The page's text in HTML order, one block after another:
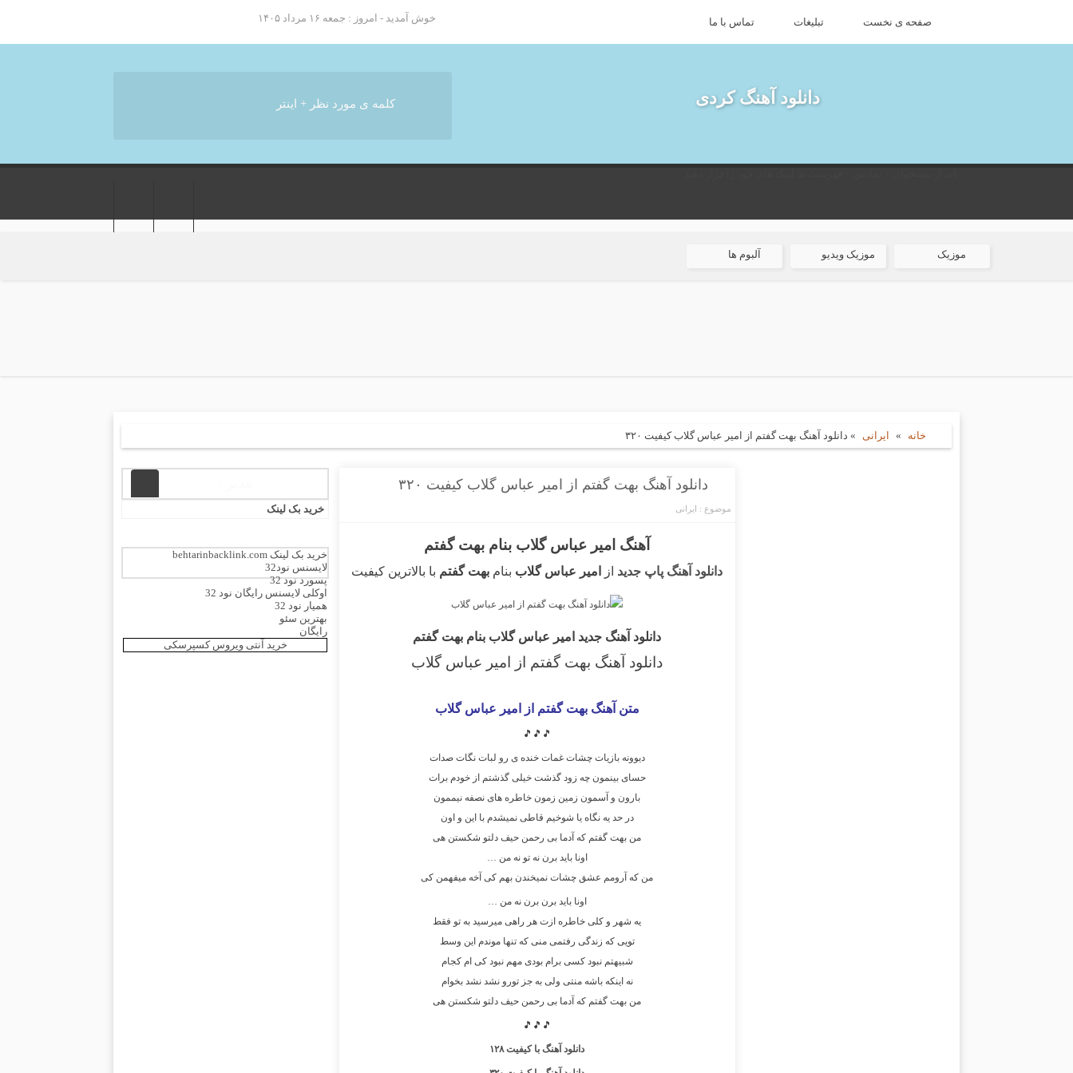
صفحه ی نخست تبلیغات تماس با ما خوش آمدید - امروز : جمعه ۱۶ مرداد ۱۴۰۵
دانلود آهنگ کردی
موزیک موزیک ویدیو آلبوم ها
خانه » ایرانی » دانلود آهنگ بهت گفتم از امیر عباس گلاب کیفیت ۳۲۰
دانلود آهنگ بهت گفتم از امیر عباس گلاب کیفیت ۳۲۰
موضوع : ایرانی
آهنگ امیر عباس گلاب بنام بهت گفتم
دانلود آهنگ پاپ جدید از امیر عباس گلاب بنام بهت گفتم با بالاترین کیفیت
دانلود آهنگ جدید امیر عباس گلاب بنام بهت گفتم
دانلود آهنگ بهت گفتم از امیر عباس گلاب
متن آهنگ بهت گفتم از امیر عباس گلاب
🎵🎵🎵
دیوونه بازیات چشات غمات خنده ی رو لبات نگات صدات
حسای بینمون چه زود گذشت خیلی گذشتم از خودم برات
بارون و آسمون زمین زمون خاطره های نصفه نیممون
در حد یه نگاه یا شوخیم قاطی نمیشدم با این و اون
من بهت گفتم که آدما بی رحمن حیف دلتو شکستن هی
اونا باید برن نه تو نه من …
من که آرومم عشق چشات نمیخندن بهم کی آخه میفهمن کی
اونا باید برن برن نه من …
یه شهر و کلی خاطره ازت هر راهی میرسید به تو فقط
تویی که زندگی رفتمی منی که تنها موندم این وسط
شبیهتم نبود کسی برام بودی مهم نبود کی ام کجام
نه اینکه باشه منتی ولی به جز تورو نشد نشد بخوام
من بهت گفتم که آدما بی رحمن حیف دلتو شکستن هی
🎵🎵🎵
دانلود آهنگ با کیفیت ۱۲۸
خرید بک لینک
خرید بک لینک behtarinbacklink.com
لایسنس نود32
پسورد نود 32
اوکلی لایسنس رایگان نود 32
همیار نود 32
بهترین سئو
رایگان
خرید آنتی ویروس کسپرسکی